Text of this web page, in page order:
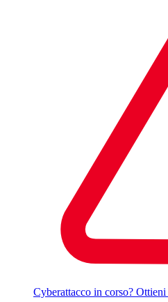
Cyberattacco in corso? Ottieni